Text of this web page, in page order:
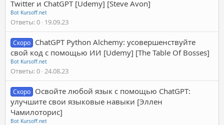
Twitter и ChatGPT [Udemy] [Steve Avon]
Bot Kursoff.net
Ответы 0 19.09.23
Скоро ChatGPT Python Alchemy: усовершенствуйте
свой код с помощью ИИ [Udemy] [The Table Of Bosses]
Bot Kursoff.net
Ответы 0 24.08.23
Скоро Освойте любой язык с помощью ChatGPT:
улучшите свои языковые навыки [Эллен
Чамилоторис]
Bot Kursoff.net